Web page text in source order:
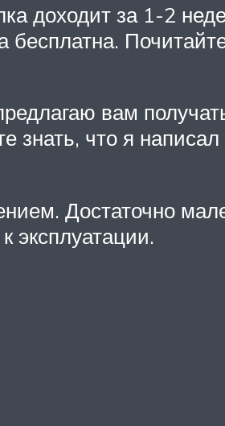
доходит за 1-2
бесплатна.
вам
знать, что я написал
Достаточно
эксплуатации.